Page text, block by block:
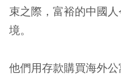
束之際，富裕的中國
境。
他們用存款購買海外